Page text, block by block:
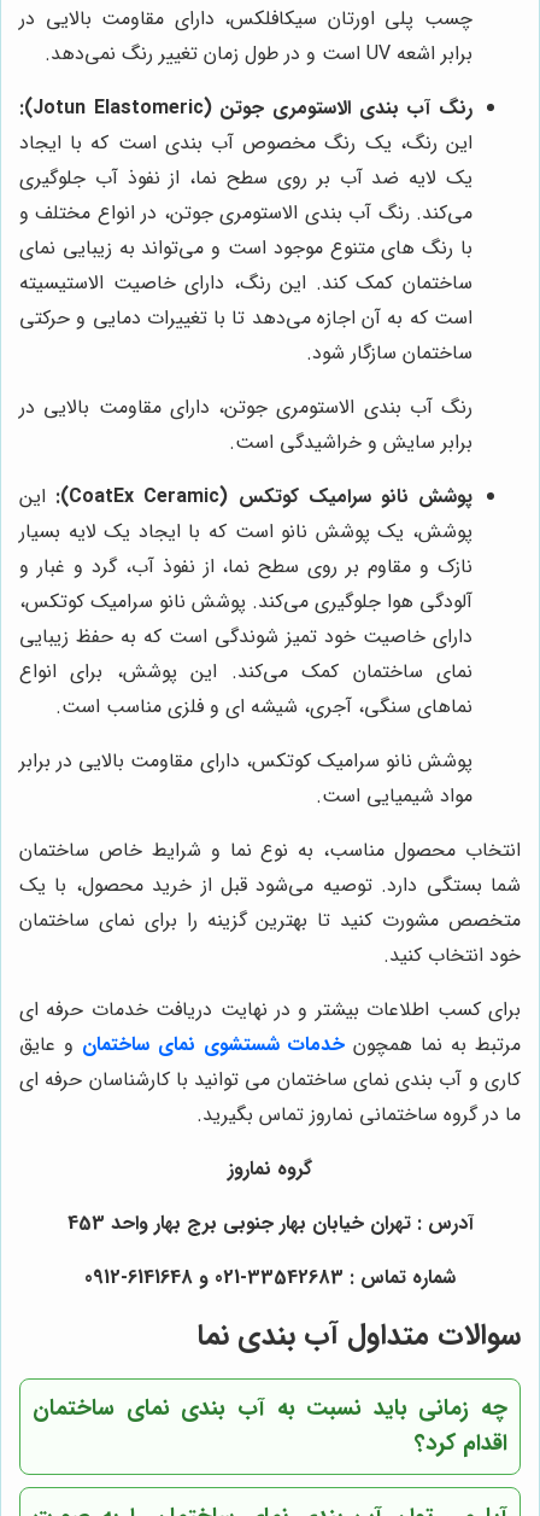
چسب پلی اورتان سیکافلکس، دارای مقاومت بالایی در
برابر اشعه UV است و در طول زمان تغییر رنگ نمی‌دهد.
رنگ آب بندی الاستومری جوتن (Jotun Elastomeric):
این رنگ، یک رنگ مخصوص آب بندی است که با ایجاد
یک لایه ضد آب بر روی سطح نما، از نفوذ آب جلوگیری
می‌کند. رنگ آب بندی الاستومری جوتن، در انواع مختلف و
با رنگ های متنوع موجود است و می‌تواند به زیبایی نمای
ساختمان کمک کند. این رنگ، دارای خاصیت الاستیسیته
است که به آن اجازه می‌دهد تا با تغییرات دمایی و حرکتی
ساختمان سازگار شود.
رنگ آب بندی الاستومری جوتن، دارای مقاومت بالایی در
برابر سایش و خراشیدگی است.
پوشش نانو سرامیک کوتکس (CoatEx Ceramic):
این
پوشش، یک پوشش نانو است که با ایجاد یک لایه بسیار
نازک و مقاوم بر روی سطح نما، از نفوذ آب، گرد و غبار و
آلودگی هوا جلوگیری می‌کند. پوشش نانو سرامیک کوتکس،
دارای خاصیت خود تمیز شوندگی است که به حفظ زیبایی
نمای ساختمان کمک می‌کند. این پوشش، برای انواع
نماهای سنگی، آجری، شیشه ای و فلزی مناسب است.
پوشش نانو سرامیک کوتکس، دارای مقاومت بالایی در برابر
مواد شیمیایی است.
انتخاب محصول مناسب، به نوع نما و شرایط خاص ساختمان
شما بستگی دارد. توصیه می‌شود قبل از خرید محصول، با یک
متخصص مشورت کنید تا بهترین گزینه را برای نمای ساختمان
خود انتخاب کنید.
برای کسب اطلاعات بیشتر و در نهایت دریافت خدمات حرفه ای
مرتبط به نما همچون خدمات شستشوی نمای ساختمان و عایق
کاری و آب بندی نمای ساختمان می توانید با کارشناسان حرفه ای
ما در گروه ساختمانی نماروز تماس بگیرید.
گروه نماروز
آدرس : تهران خیابان بهار جنوبی برج بهار واحد 453
شماره تماس : 33542683-021 و 6141648-0912
سوالات متداول آب بندی نما
چه زمانی باید نسبت به آب بندی نمای ساختمان
اقدام کرد؟